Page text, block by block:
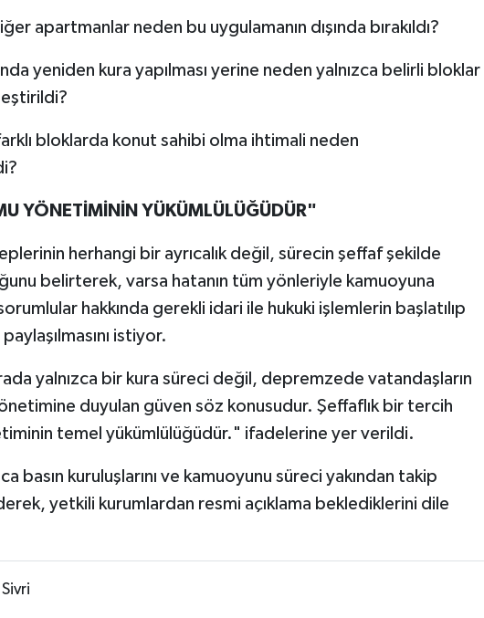
apartmanlar neden bu uygulamanın dışında bırakıldı?
yeniden kura yapılması yerine neden yalnızca belirli bloklar
bloklarda konut sahibi olma ihtimali neden
YÖNETİMİNİN YÜKÜMLÜLÜĞÜDÜR"
herhangi bir ayrıcalık değil, sürecin şeffaf şekilde
belirterek, varsa hatanın tüm yönleriyle kamuoyuna
sorumlular hakkında gerekli idari ile hukuki işlemlerin başlatılıp
paylaşılmasını istiyor.
yalnızca bir kura süreci değil, depremzede vatandaşların
duyulan güven söz konusudur. Şeffaflık bir tercih
temel yükümlülüğüdür." ifadelerine yer verildi.
basın kuruluşlarını ve kamuoyunu süreci yakından takip
yetkili kurumlardan resmi açıklama beklediklerini dile